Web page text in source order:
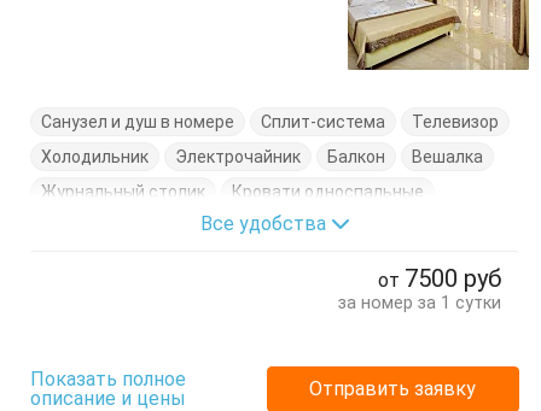
Санузел и душ в номере Сплит-система
Телевизор
Холодильник
Электрочайник Балкон
Вешалка
Журнальный столик
Кровати односпальные
Кровать двуспальная
Посуда Стулья
Все удобства
от 7500 руб
за номер за 1 сутки
Показать полное
описание и цены
Отправить заявку